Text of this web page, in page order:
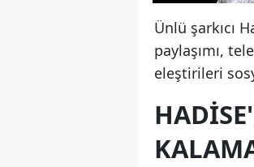
Ünlü şarkıcı
paylaşımı,
eleştirileri